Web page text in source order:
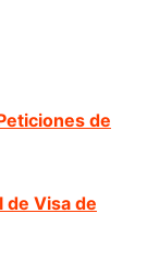
de
de Visa de